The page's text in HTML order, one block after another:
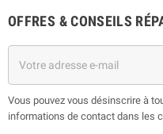
OFFRES & CONSEILS
Vous pouvez vous désinscrire à
informations de contact dans les